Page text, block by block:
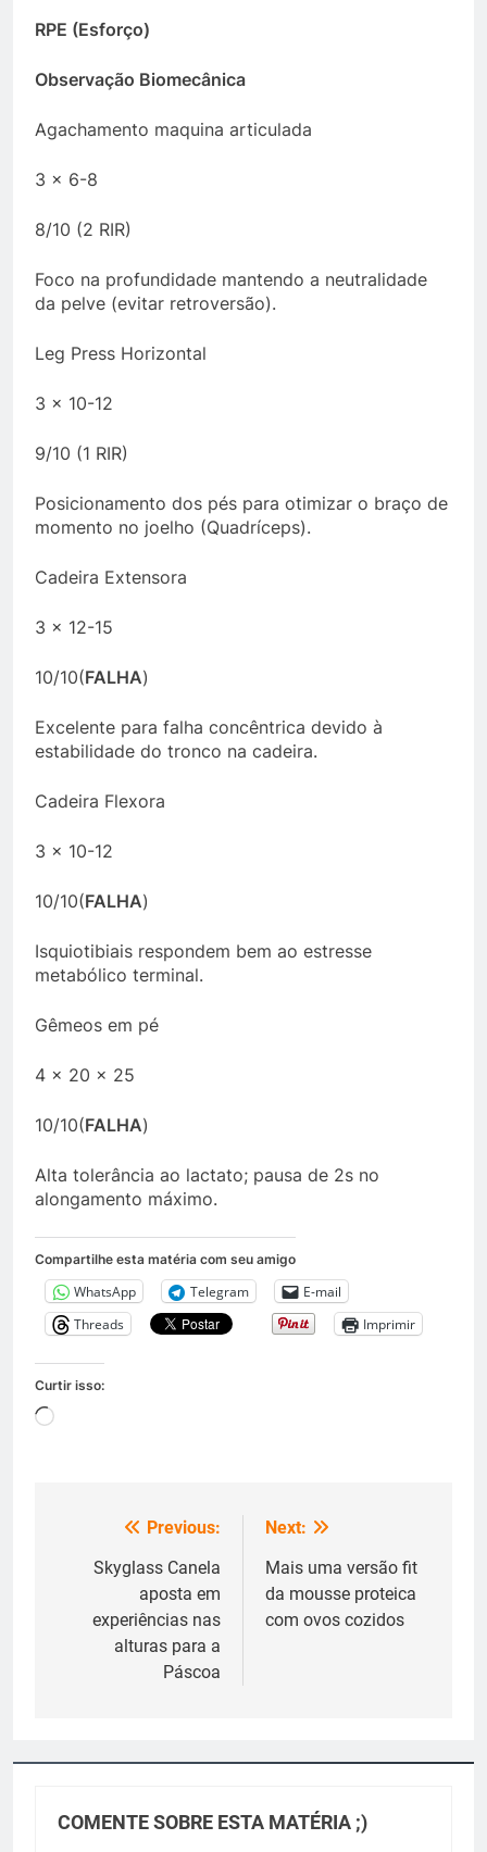
RPE (Esforço)
Observação Biomecânica
Agachamento maquina articulada
3 x 6-8
8/10 (2 RIR)
Foco na profundidade mantendo a neutralidade
da pelve (evitar retroversão).
Leg Press Horizontal
3 x 10-12
9/10 (1 RIR)
Posicionamento dos pés para otimizar o braço de
momento no joelho (Quadríceps).
Cadeira Extensora
3 x 12-15
10/10(FALHA)
Excelente para falha concêntrica devido à
estabilidade do tronco na cadeira.
Cadeira Flexora
3 x 10-12
10/10(FALHA)
Isquiotibiais respondem bem ao estresse
metabólico terminal.
Gêmeos em pé
4 x 20 x 25
10/10(FALHA)
Alta tolerância ao lactato; pausa de 2s no
alongamento máximo.
Compartilhe esta matéria com seu amigo
WhatsApp Telegram
E-mail
Threads
Imprimir
Curtir isso:
Carregando...
Navegação
Post
Previous:
Skyglass Canela
aposta em
experiências nas
alturas para a
Páscoa
Next:
Mais uma versão fit
da mousse proteica
com ovos cozidos
COMENTE SOBRE ESTA MATÉRIA ;)